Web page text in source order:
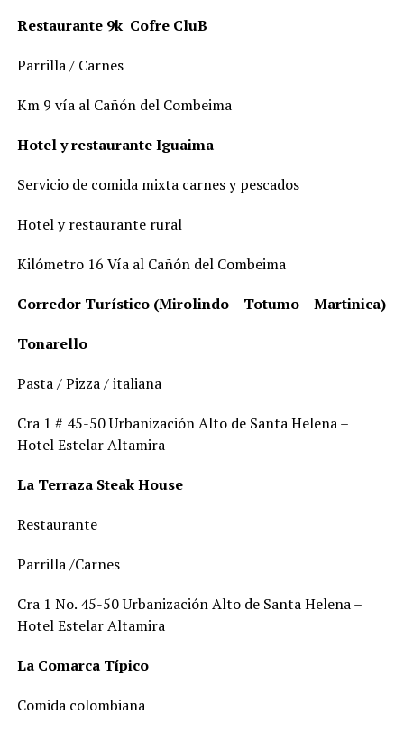
Restaurante 9k Cofre CluB
Parrilla / Carnes
Km 9 vía al Cañón del Combeima
Hotel y restaurante Iguaima
Servicio de comida mixta carnes y pescados
Hotel y restaurante rural
Kilómetro 16 Vía al Cañón del Combeima
Corredor Turístico (Mirolindo – Totumo – Martinica)
Tonarello
Pasta / Pizza / italiana
Cra 1 # 45-50 Urbanización Alto de Santa Helena –
Hotel Estelar Altamira
La Terraza Steak House
Restaurante
Parrilla /Carnes
Cra 1 No. 45-50 Urbanización Alto de Santa Helena –
Hotel Estelar Altamira
La Comarca Típico
Comida colombiana